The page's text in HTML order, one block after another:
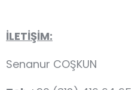
İLETİŞİM:
Senanur COŞKUN